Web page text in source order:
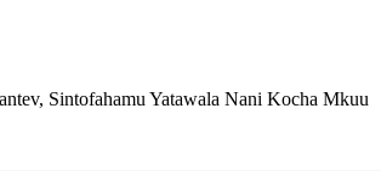
Sintofahamu Yatawala Nani Kocha Mkuu